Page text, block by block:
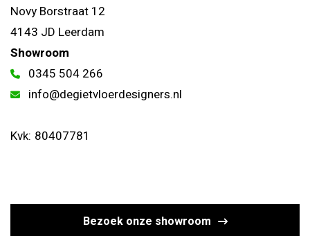
Novy Borstraat 12
4143 JD Leerdam
Showroom
0345 504 266
info@degietvloerdesigners.nl
Kvk: 80407781
Bezoek onze showroom